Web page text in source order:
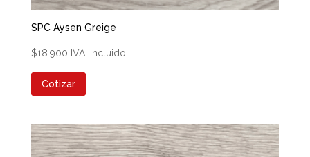
SPC Aysen Greige
$18.900 IVA. Incluido
Cotizar